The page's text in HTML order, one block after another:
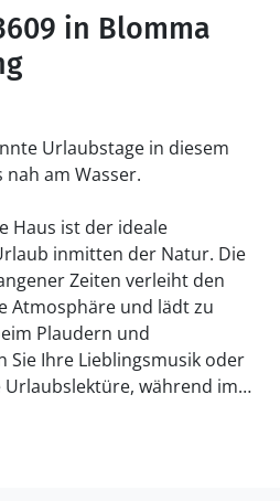
in Blomma
Urlaubstage in diesem
am Wasser.
Haus ist der ideale
inmitten der Natur. Die
Zeiten verleiht den
Atmosphäre und lädt zu
Plaudern und
Sie Ihre Lieblingsmusik oder
Urlaubslektüre, während im